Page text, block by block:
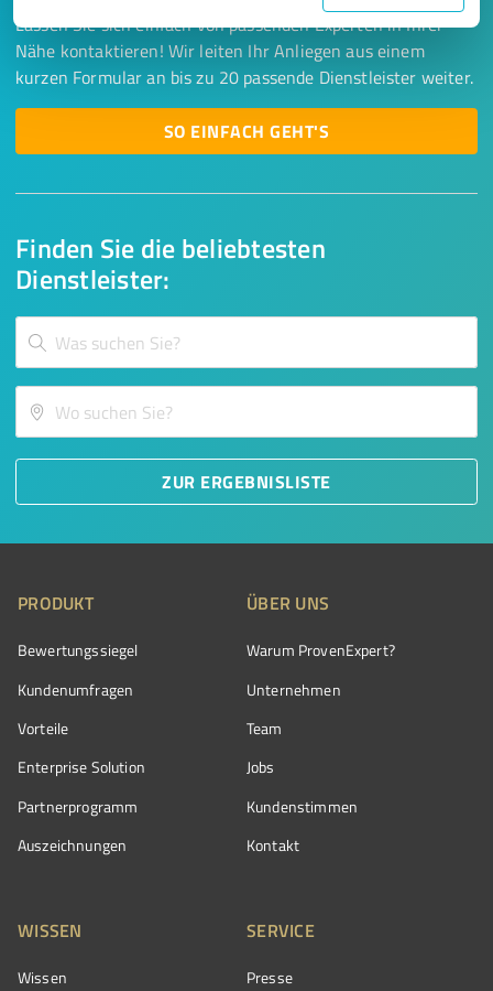
Finden Sie die beliebtesten
Dienstleister:
ZUR ERGEBNISLISTE
Lassen Sie sich einfach von passenden Experten in Ihrer
Nähe kontaktieren! Wir leiten Ihr Anliegen aus einem
kurzen Formular an bis zu 20 passende Dienstleister weiter.
SO EINFACH GEHT'S
PRODUKT
Bewertungssiegel
Kundenumfragen
Vorteile
Enterprise Solution
Partnerprogramm
Auszeichnungen
ÜBER UNS
Warum ProvenExpert?
Unternehmen
Team
Jobs
Kundenstimmen
Kontakt
WISSEN
Wissen
SERVICE
Presse